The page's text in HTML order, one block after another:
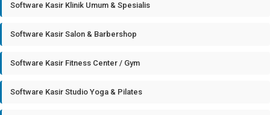
Software Kasir Klinik Umum & Spesialis
Software Kasir Salon & Barbershop
Software Kasir Fitness Center / Gym
Software Kasir Studio Yoga & Pilates